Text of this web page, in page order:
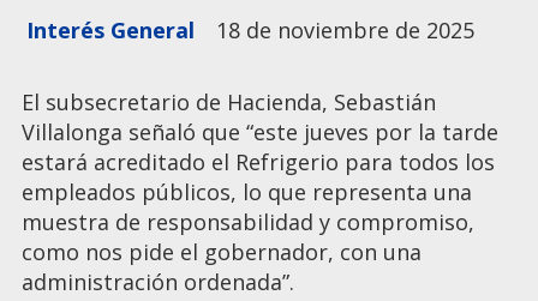
Interés General
18 de noviembre de 2025
El subsecretario de Hacienda, Sebastián
Villalonga señaló que “este jueves por la tarde
estará acreditado el Refrigerio para todos los
empleados públicos, lo que representa una
muestra de responsabilidad y compromiso,
como nos pide el gobernador, con una
administración ordenada”.